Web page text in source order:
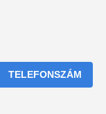
TELEFONSZÁM